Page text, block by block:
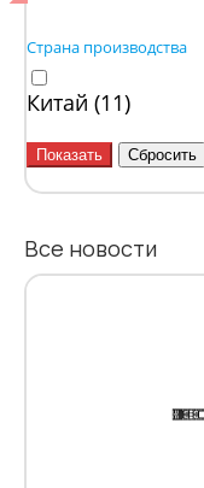
Страна производства
Китай (11)
Все новости